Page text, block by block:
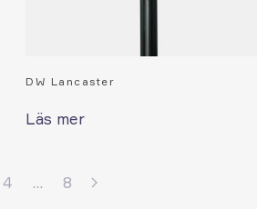
DW Lancaster
Läs mer
4 … 8